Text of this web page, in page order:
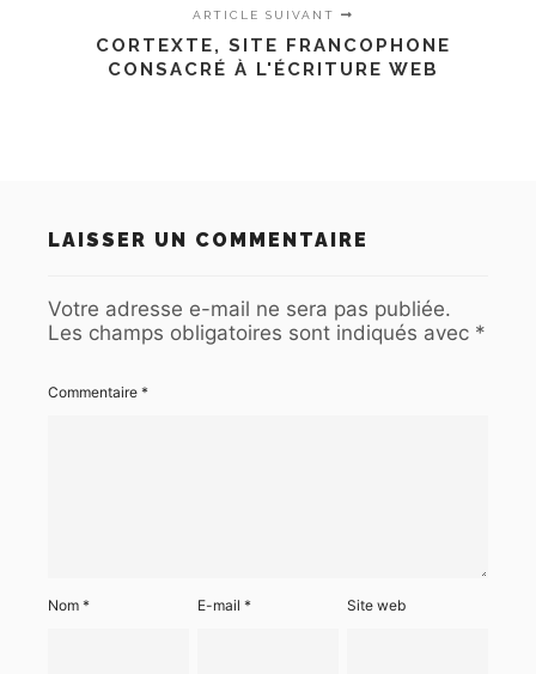
ARTICLE SUIVANT
CORTEXTE, SITE FRANCOPHONE
CONSACRÉ À L'ÉCRITURE WEB
LAISSER UN COMMENTAIRE
Votre adresse e-mail ne sera pas publiée.
Les champs obligatoires sont indiqués avec *
Commentaire *
Nom * E-mail* Site web